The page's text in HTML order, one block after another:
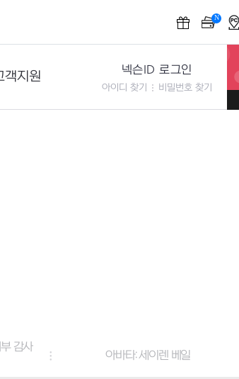
N
객지원
의하기
넥슨ID 로그인
아이디 찾기 비밀번호 찾기
아바타: 세이렌 베일